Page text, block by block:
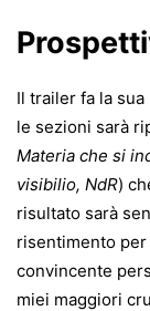
Il trailer fa la
le sezioni sarà
Materia che si
visibilio, NdR)
risultato sarà
risentimento per
convincente
miei maggiori